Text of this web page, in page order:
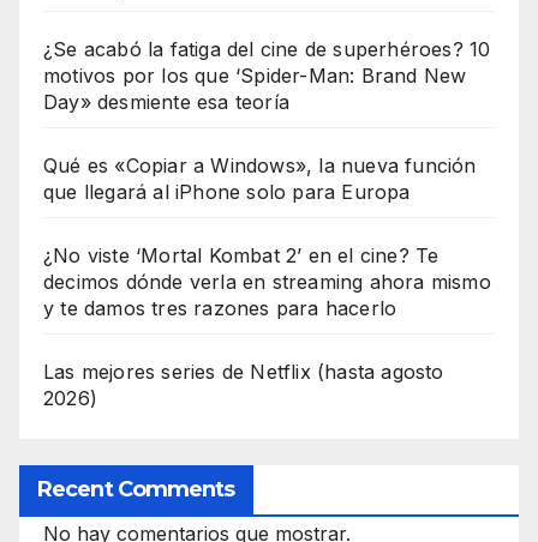
¿Se acabó la fatiga del cine de superhéroes? 10
motivos por los que ‘Spider-Man: Brand New
Day» desmiente esa teoría
Qué es «Copiar a Windows», la nueva función
que llegará al iPhone solo para Europa
¿No viste ‘Mortal Kombat 2’ en el cine? Te
decimos dónde verla en streaming ahora mismo
y te damos tres razones para hacerlo
Las mejores series de Netflix (hasta agosto
2026)
Recent Comments
No hay comentarios que mostrar.